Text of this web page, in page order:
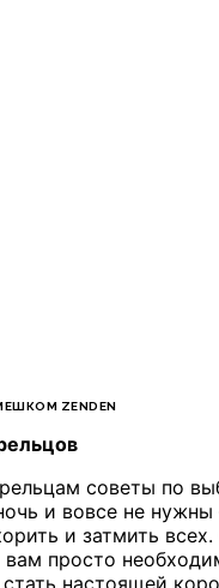
ZENDEN
советы по
и вовсе не
и затмить
вам просто